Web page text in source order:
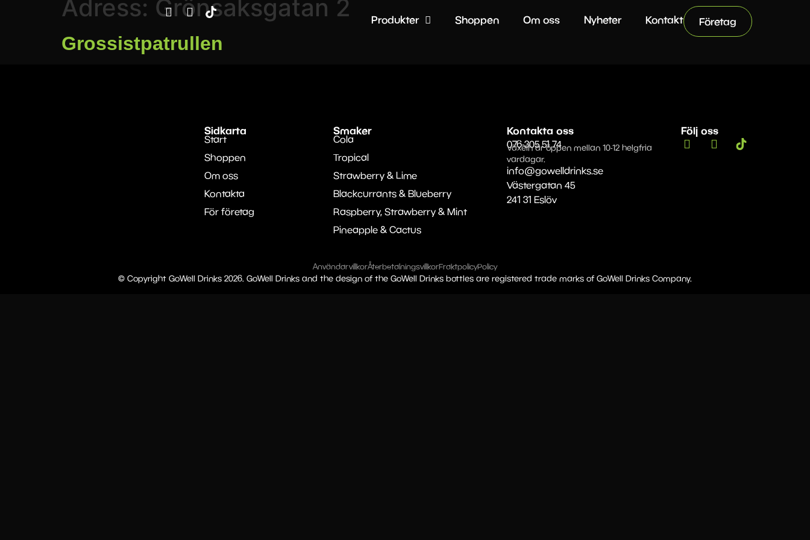
Produkter Shoppen Om oss Nyheter Kontakt Företag
Adress: Grönsaksgatan 2
Grossistpatrullen
Sidkarta
Start
Shoppen
Om oss
Kontakta
För företag
Smaker
Cola
Tropical
Strawberry & Lime
Blackcurrants & Blueberry
Raspberry, Strawberry & Mint
Pineapple & Cactus
Kontakta oss
076-305 51 74
Växeln är öppen mellan 10-12 helgfria
vardagar.
info@gowelldrinks.se
Västergatan 45
241 31 Eslöv
Följ oss
AnvändarvillkorÅterbetalningsvillkorFraktpolicyPolicy
© Copyright GoWell Drinks 2026. GoWell Drinks and the design of the GoWell Drinks bottles are registered trade marks of GoWell Drinks Company.